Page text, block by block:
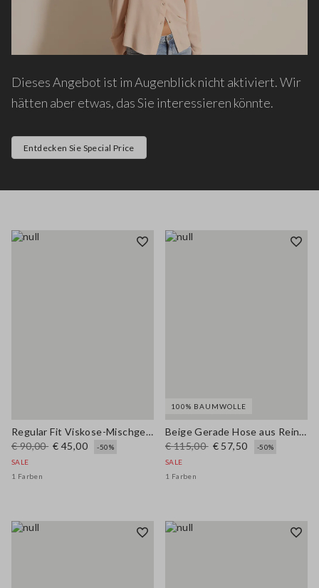
Regular Fit Viskose-Mischgewebe blaue Hose
€ 90,00 € 45,00
-50%
SALE
1 Farben
100% BAUMWOLLE
Beige Gerade Hose aus Reiner Baumwolle
€ 115,00 € 57,50
-50%
SALE
1 Farben
Dieses Angebot ist im Augenblick nicht aktiviert. Wir
hätten aber etwas, das Sie interessieren könnte.
Entdecken Sie Special Price